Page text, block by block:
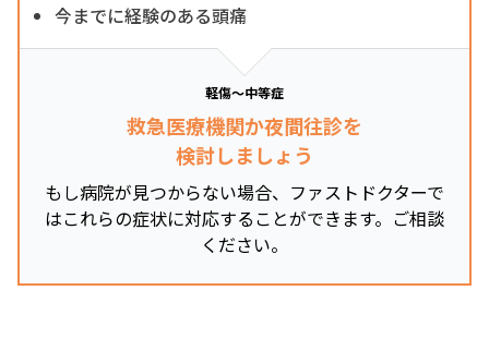
今までに経験のある頭痛
軽傷～中等症
救急医療機関か夜間往診を
検討しましょう
もし病院が見つからない場合、ファストドクターで
はこれらの症状に対応することができます。ご相談
ください。